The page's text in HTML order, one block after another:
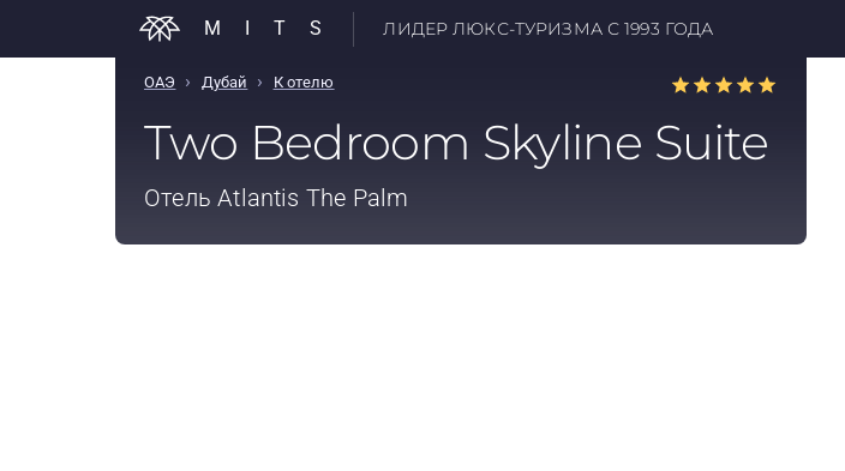
MITS ЛИДЕР ЛЮКС-ТУРИЗМА С 1993 ГОДА
ОАЭ › Дубай › К отелю
Two Bedroom Skyline Suite
ОтельAtlantis The Palm